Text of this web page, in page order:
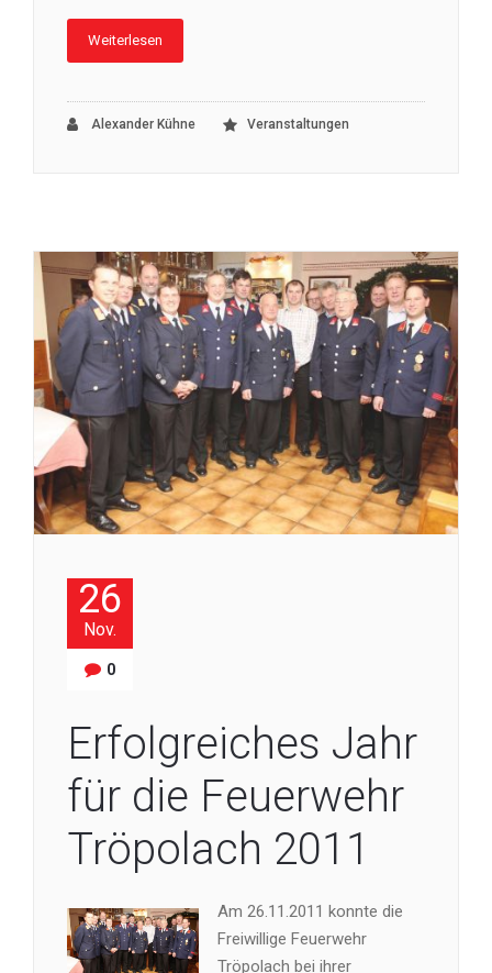
Weiterlesen
Alexander Kühne Veranstaltungen
26
Nov.
0
Erfolgreiches Jahr
für die Feuerwehr
Tröpolach 2011
Am 26.11.2011 konnte die
Freiwillige Feuerwehr
Tröpolach bei ihrer